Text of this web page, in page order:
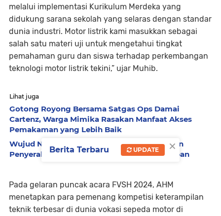
melalui implementasi Kurikulum Merdeka yang
didukung sarana sekolah yang selaras dengan standar
dunia industri. Motor listrik kami masukkan sebagai
salah satu materi uji untuk mengetahui tingkat
pemahaman guru dan siswa terhadap perkembangan
teknologi motor listrik tekini,” ujar Muhib.
Lihat juga
Gotong Royong Bersama Satgas Ops Damai
Cartenz, Warga Mimika Rasakan Manfaat Akses
Pemakaman yang Lebih Baik
Wujud Negara Hadir, Kapolda Sumsel Pimpin
Penyerahan Barang Bukti Kejahatan ke Korban
Pada gelaran puncak acara FVSH 2024, AHM
menetapkan para pemenang kompetisi keterampilan
teknik terbesar di dunia vokasi sepeda motor di
×
Berita Terbaru UPDATE